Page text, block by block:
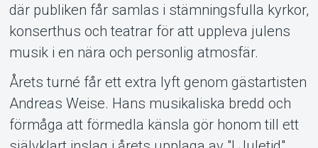
Om Tickster
där publiken får samlas i stämningsfulla kyrkor,
konserthus och teatrar för att uppleva julens
musik i en nära och personlig atmosfär.
Årets turné får ett extra lyft genom gästartisten
Andreas Weise. Hans musikaliska bredd och
förmåga att förmedla känsla gör honom till ett